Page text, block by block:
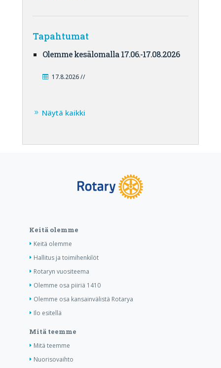
Tapahtumat
Olemme kesälomalla 17.06.-17.08.2026
17.8.2026 //
Näytä kaikki
Keitä olemme
Keitä olemme
Hallitus ja toimihenkilöt
Rotaryn vuositeema
Olemme osa piiriä 1410
Olemme osa kansainvälistä Rotarya
Ilo esitellä
Mitä teemme
Mitä teemme
Nuorisovaihto